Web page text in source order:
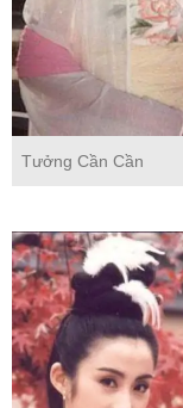
Tưởng Cần Cần